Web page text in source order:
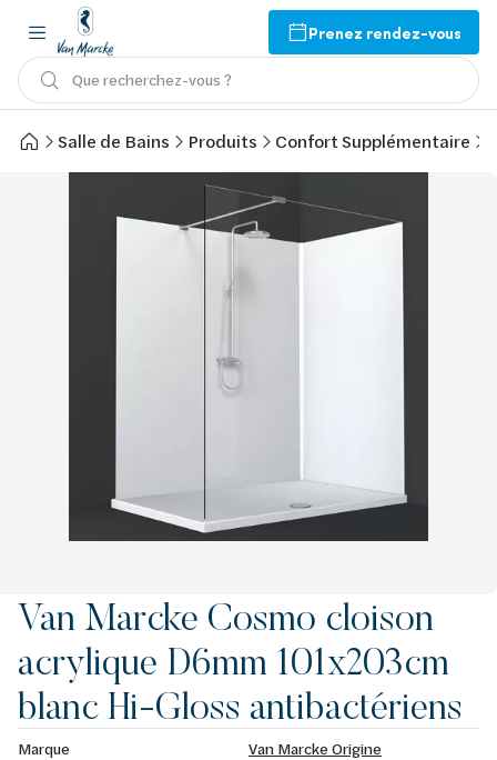
Prenez rendez-vous
Que recherchez-vous ?
Salle de Bains Produits Confort Supplémentaire
Van Marcke Cosmo cloison
acrylique D6mm 101x203cm
blanc Hi-Gloss antibactériens
Marque
Van Marcke Origine